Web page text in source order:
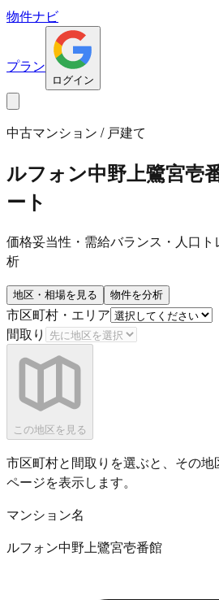
物件ナビ
プラン
ログイン
中古マンション / 戸建て
ルフォン中野上鷺宮壱
ート
価格妥当性・需給バランス・人口
析
地区・相場を見る 物件を分析
市区町村・エリア
間取り
この地区を見る
市区町村と間取りを選ぶと、その
ページを表示します。
マンション名
ルフォン中野上鷺宮壱番館